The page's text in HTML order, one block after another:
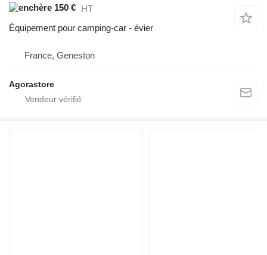
150 € HT
Équipement pour camping-car - évier
France, Geneston
Agorastore